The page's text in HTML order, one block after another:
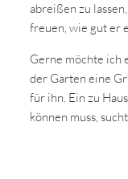
abreißen zu
freuen, wie gut er
Gerne möchte ich
der Garten eine
für ihn. Ein zu
können muss,